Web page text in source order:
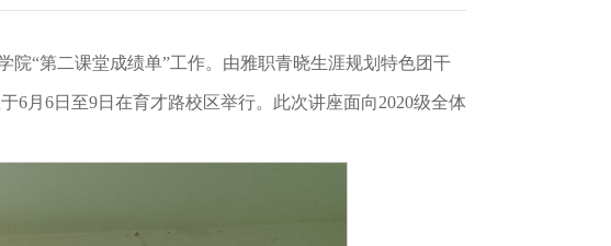
院“第二课堂成绩单”工作。由雅职青晓生涯规划特色团干
6月6日至9日在育才路校区举行。此次讲座面向2020级全体